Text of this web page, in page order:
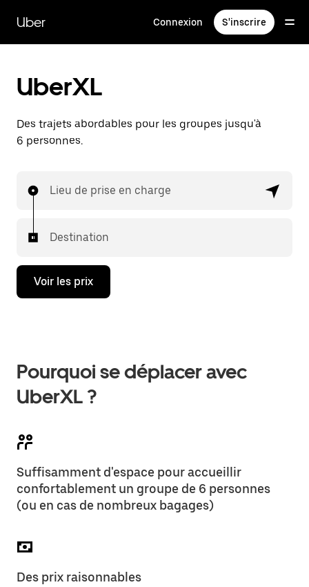
contenu
principal
Uber Connexion S'inscrire
UberXL
Des trajets abordables pour les groupes jusqu'à
6 personnes.
Lieu de prise en charge
Destination
Voir les prix
Pourquoi se déplacer avec
UberXL ?
Suffisamment d'espace pour accueillir
confortablement un groupe de 6 personnes
(ou en cas de nombreux bagages)
Des prix raisonnables